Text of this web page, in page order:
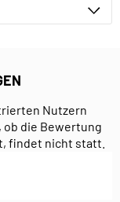
Nutzern
die Bewertung
findet nicht statt.